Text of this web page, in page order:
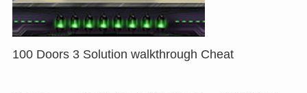
100 Doors 3 Solution walkthrough Cheat